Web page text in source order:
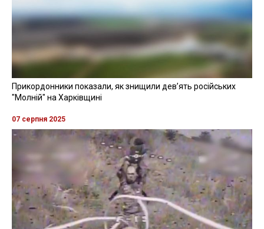
Прикордонники показали, як знищили девʼять російських
"Молній" на Харківщині
07 серпня 2025